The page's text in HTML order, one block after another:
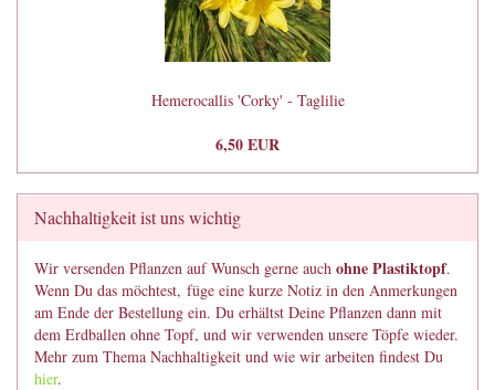
Hemerocallis 'Corky' - Taglilie
6,50 EUR
Nachhaltigkeit ist uns wichtig
Wir versenden Pflanzen auf Wunsch gerne auch ohne Plastiktopf.
Wenn Du das möchtest, füge eine kurze Notiz in den Anmerkungen
am Ende der Bestellung ein. Du erhältst Deine Pflanzen dann mit
dem Erdballen ohne Topf, und wir verwenden unsere Töpfe wieder.
Mehr zum Thema Nachhaltigkeit und wie wir arbeiten findest Du
hier.